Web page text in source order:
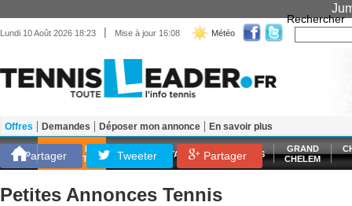
Lundi 10 Août 2026 18:23 | Mise à jour 16:08 Météo
Rechercher
Matériel Entraînement
SCORES EN
DIRECT
ATP WTA LES FRANÇAIS
GRAND
CHELEM
Offres Demandes Déposer mon annonce En savoir plus
Partager Tweeter Partager
Petites Annonces Tennis